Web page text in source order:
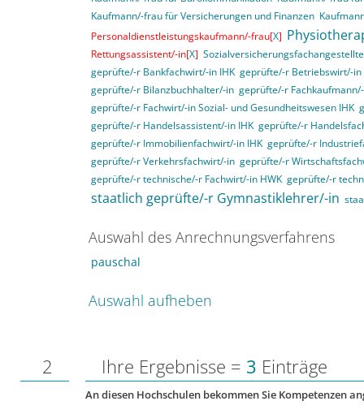
Kaufmann/-frau für Versicherungen und Finanzen
Personaldienstleistungskaufmann/-frau[X]
Rettungsassistent/-in[X]
geprüfte/-r Bankfachwirt/-in IHK geprüfte/-r Betriebswirt/-in
geprüfte/-r Bilanzbuchhalter/-in geprüfte/-r
geprüfte/-r Fachwirt/-in Sozial- und Gesundheitswesen IHK
geprüfte/-r Handelsassistent/-in IHK geprüfte/-r
geprüfte/-r Immobilienfachwirt/-in IHK geprüfte/-r
geprüfte/-r Verkehrsfachwirt/-in geprüfte/-r
geprüfte/-r technische/-r Fachwirt/-in HWK geprüfte/-r
staatlich geprüfte/-r Gymnastiklehrer/-in
Auswahl des Anrechnungsverfahrens
pauschal
Auswahl aufheben
2 Ihre Ergebnisse = 3 Einträge
An diesen Hochschulen bekommen Sie Kompetenzen